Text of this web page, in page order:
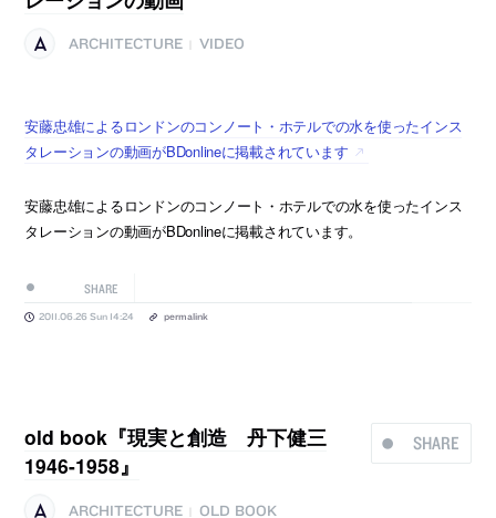
ARCHITECTURE VIDEO
安藤忠雄によるロンドンのコンノート・ホテルでの水を使ったインス
タレーションの動画がBDonlineに掲載されています
安藤忠雄によるロンドンのコンノート・ホテルでの水を使ったインス
タレーションの動画がBDonlineに掲載されています。
SHARE
2011.06.26 Sun 14:24 permalink
SHARE
old book『現実と創造 丹下健三
1946-1958』
ARCHITECTURE OLD BOOK